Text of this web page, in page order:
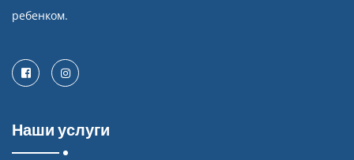
ребенком.
FacebookInstagram
Наши услуги